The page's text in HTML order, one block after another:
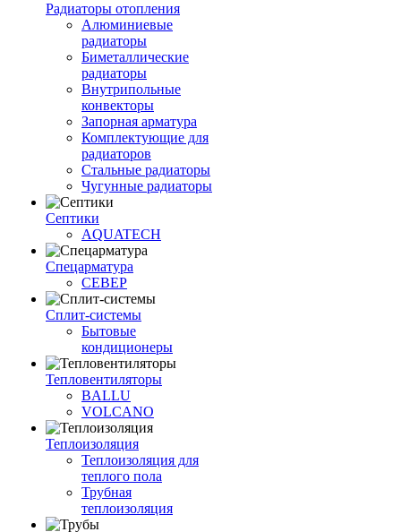
Радиаторы отопления
Алюминиевые
радиаторы
Биметаллические
радиаторы
Внутрипольные
конвекторы
Запорная арматура
Комплектующие для
радиаторов
Стальные радиаторы
Чугунные радиаторы
Септики
AQUATECH
Спецарматура
СЕВЕР
Сплит-системы
Бытовые
кондиционеры
Тепловентиляторы
BALLU
VOLCANO
Теплоизоляция
Теплоизоляция для
теплого пола
Трубная
теплоизоляция